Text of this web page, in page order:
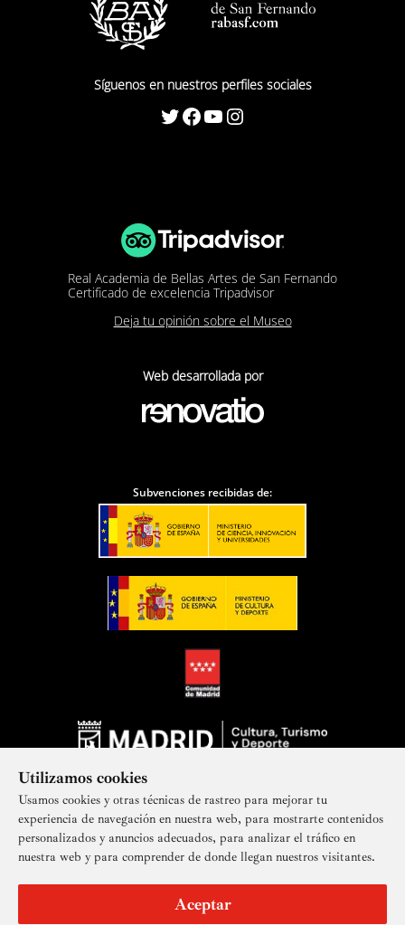
Utilizamos cookies
Usamos cookies y otras técnicas de rastreo para mejorar tu
experiencia de navegación en nuestra web, para mostrarte contenidos
personalizados y anuncios adecuados, para analizar el tráfico en
nuestra web y para comprender de donde llegan nuestros visitantes.
Aceptar
Síguenos en nuestros perfiles sociales
Twitter Facebook YouTube Instagram
Real Academia de Bellas Artes de San Fernando
Certificado de excelencia Tripadvisor
Deja tu opinión sobre el Museo
Web desarrollada por
Subvenciones recibidas de:
Suscríbete a nuestra newsletter